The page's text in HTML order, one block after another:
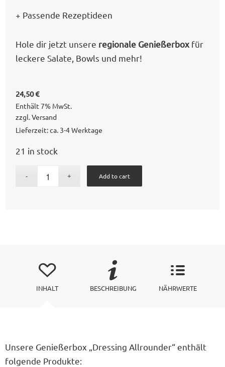
+ Passende Rezeptideen
Hole dir jetzt unsere regionale Genießerbox für
leckere Salate, Bowls und mehr!
24,50€
Enthält 7% MwSt.
zzgl.Versand
Lieferzeit: ca. 3-4 Werktage
21 in stock
Add to cart
INHALT BESCHREIBUNG NÄHRWERTE
Unsere Genießerbox „Dressing Allrounder“ enthält
folgende Produkte: